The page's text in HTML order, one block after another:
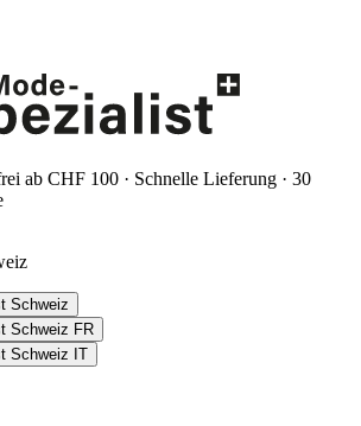
ab CHF 100 · Schnelle Lieferung · 30
Schweiz
Schweiz FR
Schweiz IT